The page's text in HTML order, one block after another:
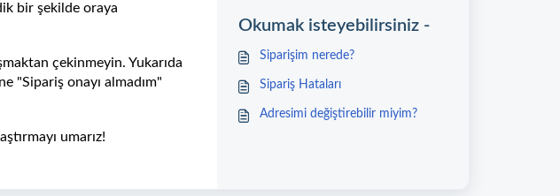
bir şekilde oraya
çekinmeyin. Yukarıda
"Sipariş onayı almadım"
umarız!
Okumak isteyebilirsiniz -
Siparişim nerede?
Sipariş Hataları
Adresimi değiştirebilir miyim?